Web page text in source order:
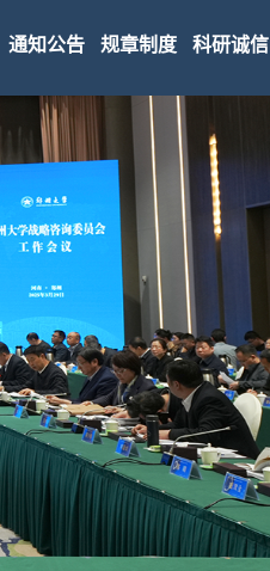
通知公告 规章制度 科研诚信